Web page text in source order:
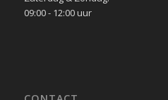
09:00 - 12:00 uur